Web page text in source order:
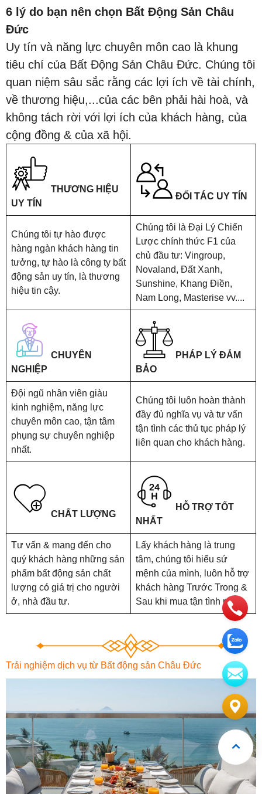
6 lý do bạn nên chọn Bất Động Sản Châu
Đức
Uy tín và năng lực chuyên môn cao là khung
tiêu chí của Bất Động Sản Châu Đức. Chúng tôi
quan niệm sâu sắc rằng các lợi ích về tài chính,
về thương hiệu,...của các bên phải hài hoà, và
không tách rời với lợi ích của khách hàng, của
cộng đồng & của xã hội.
THƯƠNG HIỆU
UY TÍN
ĐỐI TÁC UY TÍN
Chúng tôi tự hào được
hàng ngàn khách hàng tin
tưởng, tự hào là công ty bất
động sản uy tín, là thương
hiệu tin cậy.
Chúng tôi là Đại Lý Chiến
Lược chính thức F1 của
chủ đầu tư: Vingroup,
Novaland, Đất Xanh,
Sunshine, Khang Điền,
Nam Long, Masterise vv....
CHUYÊN
NGHIỆP
PHÁP LÝ ĐẢM
BẢO
Đội ngũ nhân viên giàu
kinh nghiệm, năng lực
chuyên môn cao, tận tâm
phụng sự chuyên nghiệp
nhất.
Chúng tôi luôn hoàn thành
đầy đủ nghĩa vụ và tư vấn
tận tình các thủ tục pháp lý
liên quan cho khách hàng.
CHẤT LƯỢNG
HỖ TRỢ TỐT
NHẤT
Tư vấn & mang đến cho
quý khách hàng những sản
phẩm bất động sản chất
lượng có giá trị cho người
ở, nhà đầu tư.
Lấy khách hàng là trung
tâm, chúng tôi hiểu sứ
mệnh của mình, luôn hỗ trợ
khách hàng Trước Trong &
Sau khi mua tận tình nhất.
Trải nghiệm dịch vụ từ Bất động sản Châu Đức